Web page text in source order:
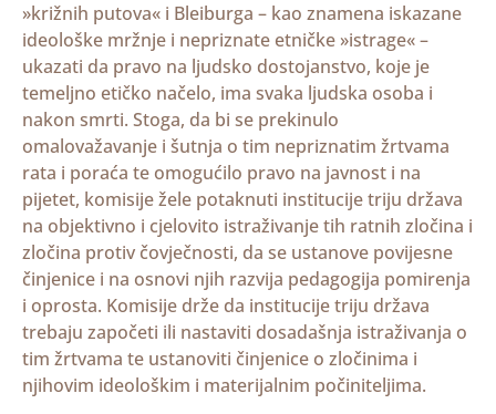
»križnih putova« i Bleiburga – kao znamena iskazane
ideološke mržnje i nepriznate etničke »istrage« –
ukazati da pravo na ljudsko dostojanstvo, koje je
temeljno etičko načelo, ima svaka ljudska osoba i
nakon smrti. Stoga, da bi se prekinulo
omalovažavanje i šutnja o tim nepriznatim žrtvama
rata i poraća te omogućilo pravo na javnost i na
pijetet, komisije žele potaknuti institucije triju država
na objektivno i cjelovito istraživanje tih ratnih zločina i
zločina protiv čovječnosti, da se ustanove povijesne
činjenice i na osnovi njih razvija pedagogija pomirenja
i oprosta. Komisije drže da institucije triju država
trebaju započeti ili nastaviti dosadašnja istraživanja o
tim žrtvama te ustanoviti činjenice o zločinima i
njihovim ideološkim i materijalnim počiniteljima.